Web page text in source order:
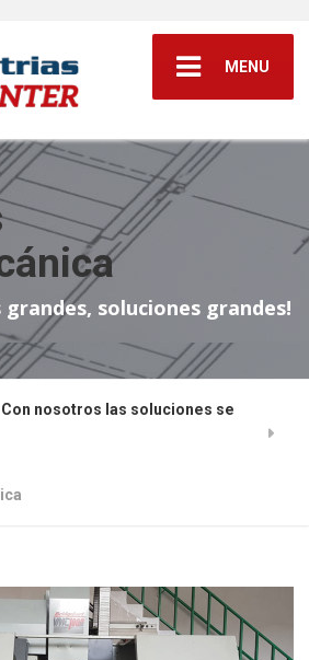
MENU
soluciones grandes!
nosotros las soluciones se